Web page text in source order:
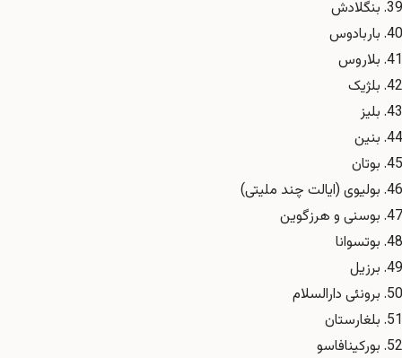
بنگلادش
باربادوس
بلاروس
بلژیک
بلیز
بنین
بوتان
بولیوی (ایالت چند ملیتی)
بوسنی و هرزگوین
بوتسوانا
برزیل
برونئی دارالسلام
بلغارستان
بورکینافاسو